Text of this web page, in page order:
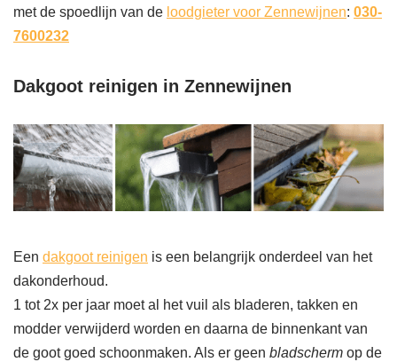
met de spoedlijn van de loodgieter voor Zennewijnen: 030-
7600232
Dakgoot reinigen in Zennewijnen
Een dakgoot reinigen is een belangrijk onderdeel van het
dakonderhoud.
1 tot 2x per jaar moet al het vuil als bladeren, takken en
modder verwijderd worden en daarna de binnenkant van
de goot goed schoonmaken. Als er geen bladscherm op de